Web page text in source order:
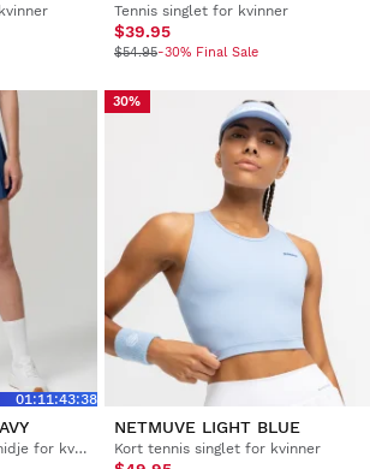
Tennis singlet for kvinner
$39.95
$54.95-30% Final Sale
01 :11 :43:37
Tennisskort med høy midje for kvinner
30%
NETMUVE LIGHT BLUE
Kort tennis singlet for kvinner